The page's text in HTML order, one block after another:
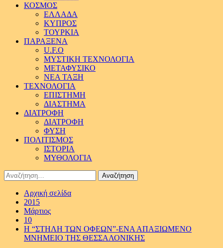
ΚΟΣΜΟΣ
ΕΛΛΑΔΑ
ΚΥΠΡΟΣ
ΤΟΥΡΚΙΑ
ΠΑΡΑΞΕΝΑ
U.F.O
ΜΥΣΤΙΚΗ ΤΕΧΝΟΛΟΓΙΑ
ΜΕΤΑΦΥΣΙΚΟ
ΝΕΑ ΤΑΞΗ
ΤΕΧΝΟΛΟΓΙΑ
ΕΠΙΣΤΗΜΗ
ΔΙΑΣΤΗΜΑ
ΔΙΑΤΡΟΦΗ
ΔΙΑΤΡΟΦΗ
ΦΥΣΗ
ΠΟΛΙΤΙΣΜΟΣ
ΙΣΤΟΡΙΑ
ΜΥΘΟΛΟΓΙΑ
Αναζήτηση
για:
Αρχική σελίδα
2015
Μάρτιος
10
Η “ΣΤΗΛΗ ΤΩΝ ΟΦΕΩΝ”-ΕΝΑ ΑΠΑΞΙΩΜΕΝΟ
ΜΝΗΜΕΙΟ ΤΗΣ ΘΕΣΣΑΛΟΝΙΚΗΣ